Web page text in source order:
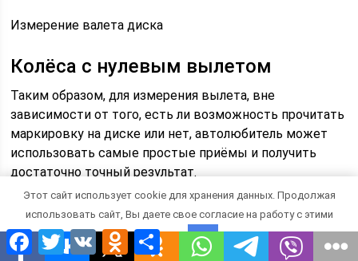
Измерение валета диска
Колёса с нулевым вылетом
Таким образом, для измерения вылета, вне
зависимости от того, есть ли возможность прочитать
маркировку на диске или нет, автолюбитель может
использовать самые простые приёмы и получить
достаточно точный результат.
Конкретный пример: первый замер показал значение
А = 143 мм, В = 43 мм. Суммарное значение ЕТ = (А + В)
/ 2 – В = (143 + 43) / 2 – 43 = 186 / 2 – 43 = 93 – 43 = 50
Facebook
TwitterVK Odnoklassniki
Отправить
Этот сайт использует cookie для хранения данных. Продолжая
использовать сайт, Вы даете свое согласие на работу с этими
файлами.
OK